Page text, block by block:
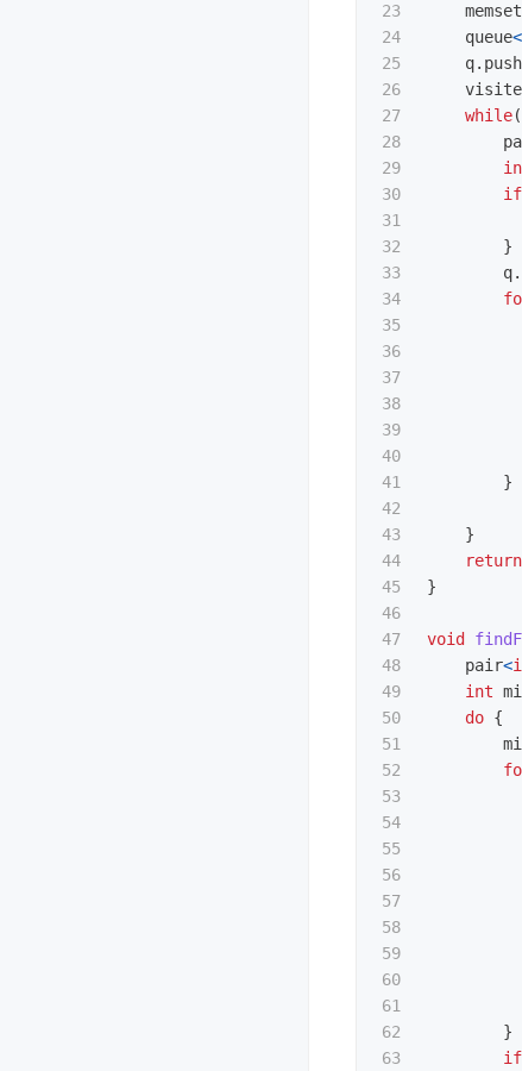
23
24
25
26
27
28
29
30
31
32
33
34
35
36
37
38
39
40
41
42
43
44
45
46
47
48
49
50
51
52
53
54
55
56
57
58
59
60
61
62
63
memset
queue<
q. push
while(
if
}
q.
}
}
return
}
void
pair<
int
do {
}
if